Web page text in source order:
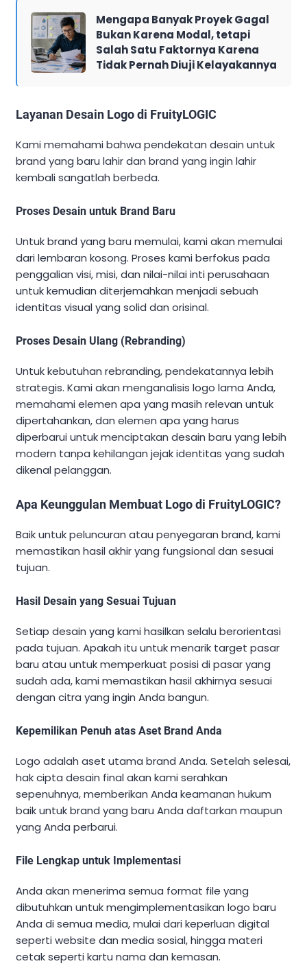
Mengapa Banyak Proyek Gagal
Bukan Karena Modal, tetapi
Salah Satu Faktornya Karena
Tidak Pernah Diuji Kelayakannya
Layanan Desain Logo di FruityLOGIC
Kami memahami bahwa pendekatan desain untuk
brand yang baru lahir dan brand yang ingin lahir
kembali sangatlah berbeda.
Proses Desain untuk Brand Baru
Untuk brand yang baru memulai, kami akan memulai
dari lembaran kosong. Proses kami berfokus pada
penggalian visi, misi, dan nilai-nilai inti perusahaan
untuk kemudian diterjemahkan menjadi sebuah
identitas visual yang solid dan orisinal.
Proses Desain Ulang (Rebranding)
Untuk kebutuhan rebranding, pendekatannya lebih
strategis. Kami akan menganalisis logo lama Anda,
memahami elemen apa yang masih relevan untuk
dipertahankan, dan elemen apa yang harus
diperbarui untuk menciptakan desain baru yang lebih
modern tanpa kehilangan jejak identitas yang sudah
dikenal pelanggan.
Apa Keunggulan Membuat Logo di FruityLOGIC?
Baik untuk peluncuran atau penyegaran brand, kami
memastikan hasil akhir yang fungsional dan sesuai
tujuan.
Hasil Desain yang Sesuai Tujuan
Setiap desain yang kami hasilkan selalu berorientasi
pada tujuan. Apakah itu untuk menarik target pasar
baru atau untuk memperkuat posisi di pasar yang
sudah ada, kami memastikan hasil akhirnya sesuai
dengan citra yang ingin Anda bangun.
Kepemilikan Penuh atas Aset Brand Anda
Logo adalah aset utama brand Anda. Setelah selesai,
hak cipta desain final akan kami serahkan
sepenuhnya, memberikan Anda keamanan hukum
baik untuk brand yang baru Anda daftarkan maupun
yang Anda perbarui.
File Lengkap untuk Implementasi
Anda akan menerima semua format file yang
dibutuhkan untuk mengimplementasikan logo baru
Anda di semua media, mulai dari keperluan digital
seperti website dan media sosial, hingga materi
cetak seperti kartu nama dan kemasan.